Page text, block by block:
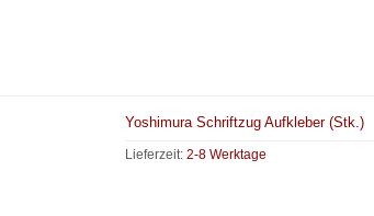
Yoshimura Schriftzug Aufkleber (Stk.)
Lieferzeit:2-8 Werktage